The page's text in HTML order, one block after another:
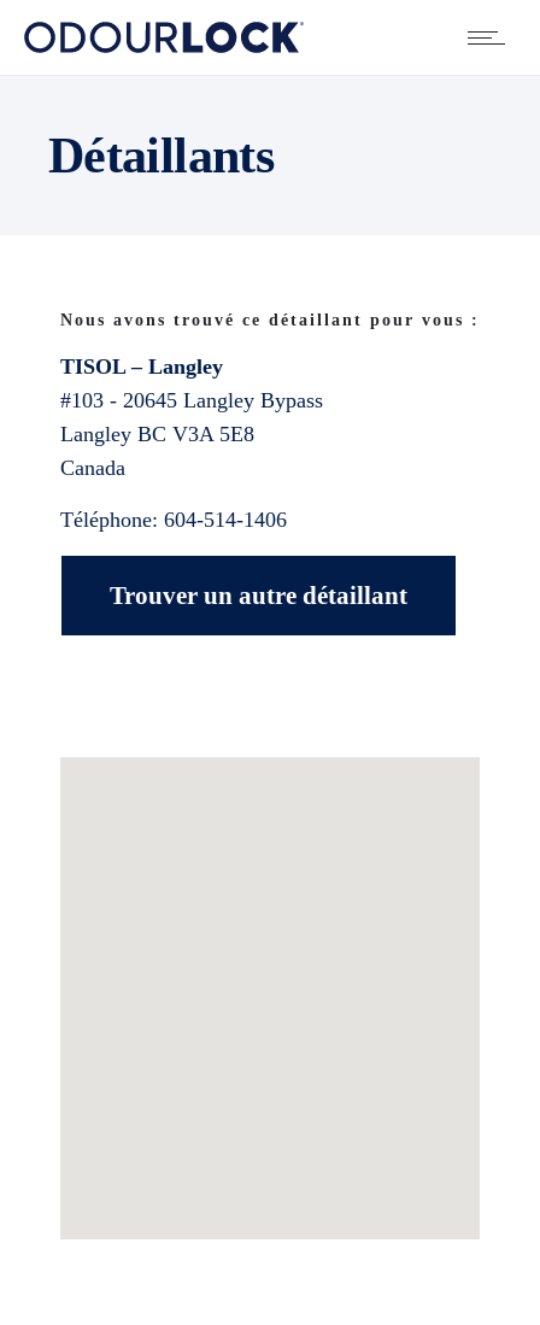
Détaillants
Nous avons trouvé ce détaillant pour vous :
TISOL – Langley
#103 - 20645 Langley Bypass
Langley BC V3A 5E8
Canada
Téléphone: 604-514-1406
Trouver un autre détaillant